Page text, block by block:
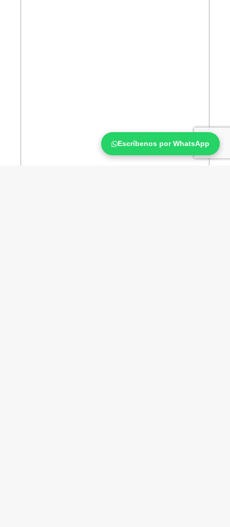
Escríbenos por WhatsApp